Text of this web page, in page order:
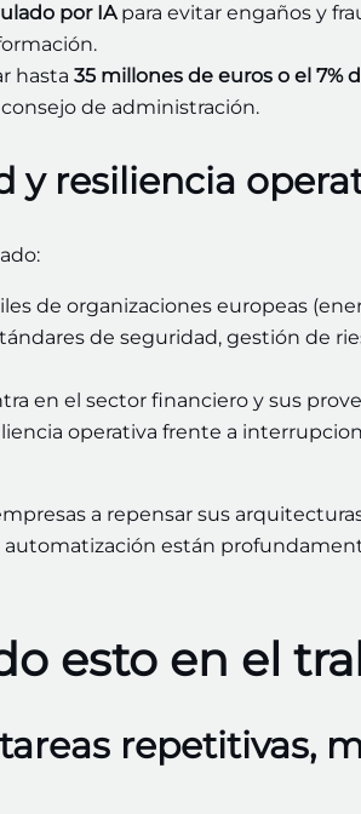
por IApara evitar engaños y
hasta 35 millones de euros o el 7%
de administración.
y resiliencia
de organizaciones europeas
de seguridad, gestión de
en el sector financiero y sus
operativa frente a
a repensar sus
están
esto en el
repetitivas,